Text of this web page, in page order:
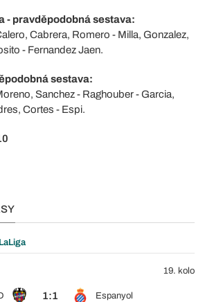
- pravděpodobná sestava:
Cabrera, Romero - Milla, Gonzalez,
- Fernandez Jaen.
sestava:
Sanchez - Raghouber - Garcia,
Cortes - Espi.
LaLiga
1:1 Espanyol
19. kolo